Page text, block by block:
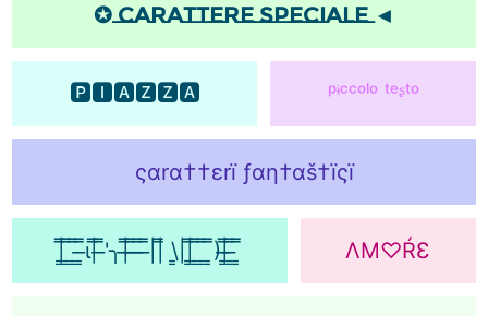
✪ Carattere speciale ◄
🅿🅸🅰🆉🆉🅰 ᵖᶤᶜᶜᵒˡᵒ ᵗᵉᶳᵗᵒ
ςαrα††εrï ƒαη†αš†ïςï
|͇̿ ͇̿ ͇̿ ̶͇̿ι|̿ ̶̿'╮|̶̿ ̶̿ ̶̿ ̶̿||̿ \͇||͇̿ ͇̿ ͇̿ ͇̿)|̶͇̿ ̶͇̿ ͇̿ ΛM♡ŔƐ